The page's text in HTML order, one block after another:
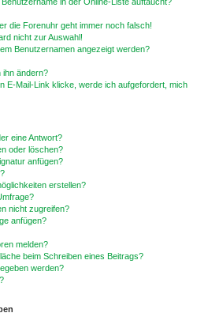
die Forenuhr geht immer noch falsch!
nicht zur Auswahl!
Benutzernamen angezeigt werden?
ihn ändern?
E-Mail-Link klicke, werde ich aufgefordert, mich
eine Antwort?
oder löschen?
anfügen?
erstellen?
nicht zugreifen?
anfügen?
melden?
beim Schreiben eines Beitrags?
werden?